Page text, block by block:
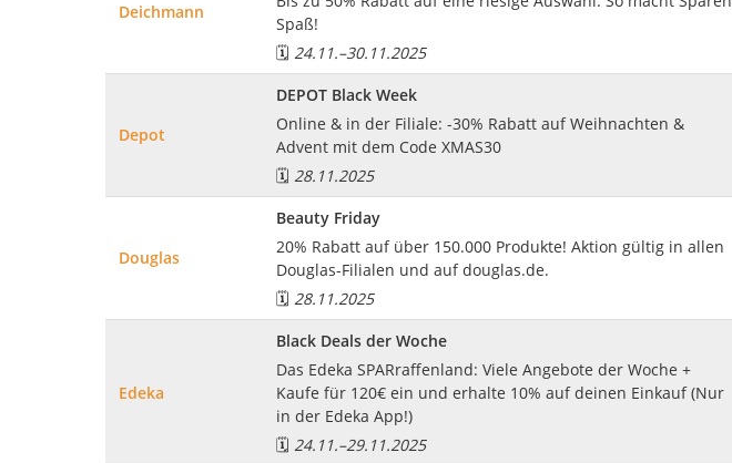
Deichmann
Spaß!
🗓️ 24.11.–30.11.2025
Depot
DEPOT Black Week
Online & in der Filiale: -30% Rabatt auf Weihnachten &
Advent mit dem Code XMAS30
🗓️ 28.11.2025
Douglas
Beauty Friday
20% Rabatt auf über 150.000 Produkte! Aktion gültig in allen
Douglas-Filialen und auf douglas.de.
🗓️ 28.11.2025
Edeka
Black Deals der Woche
Das Edeka SPARraffenland: Viele Angebote der Woche +
Kaufe für 120€ ein und erhalte 10% auf deinen Einkauf (Nur
in der Edeka App!)
🗓️ 24.11.–29.11.2025